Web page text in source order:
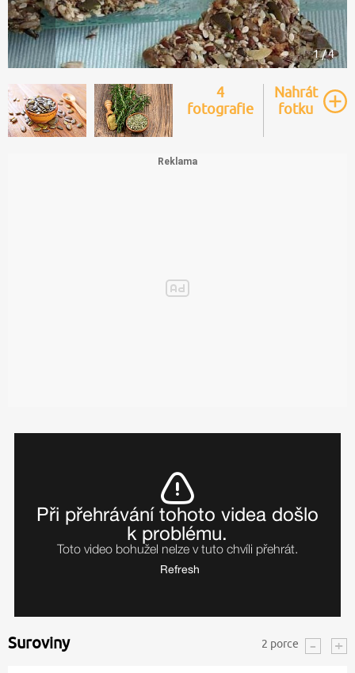
1 / 4
4
fotografie
Nahrát
fotku
Suroviny 2 porce